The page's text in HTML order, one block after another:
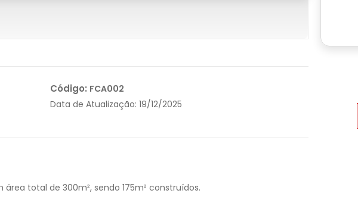
Código: FCA002
Data de Atualização:19/12/2025
área total de 300m², sendo 175m² construídos.